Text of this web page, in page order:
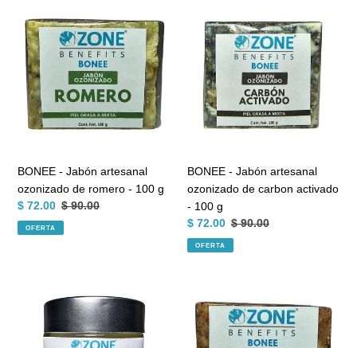
Jabón
artesanal
ozonizado
de
romero
BONEE - Jabón artesanal
ozonizado de romero - 100 g
Precio
de
venta
$ 72.00 Precio
habitual
$ 90.00
OFERTA
Jabón
artesanal
ozonizado
carbon
activado
BONEE - Jabón artesanal
ozonizado de carbon activado
- 100 g
Precio
de
venta
$ 72.00 Precio
habitual
$ 90.00
OFERTA
OZONIZADO
Aceite
Jabón
artesanal